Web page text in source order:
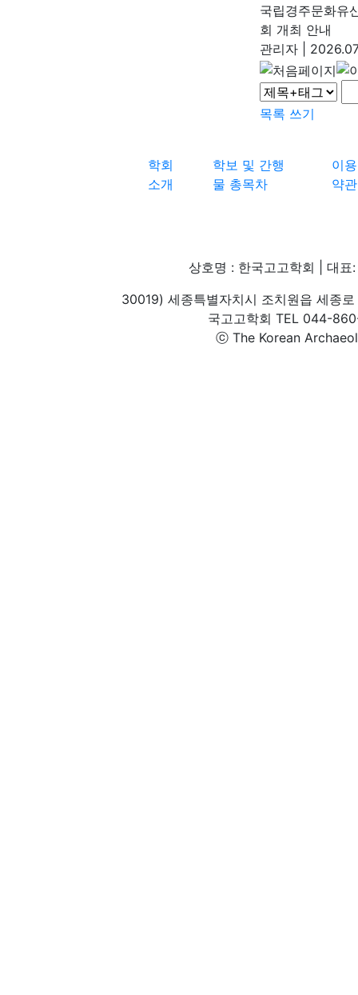
국립경주문화유
회 개최 안내
관리자
목록 쓰기
학회
소개
학보 및 간행
물 총목차
이용
약관
상호명 : 한국고고학회 | 대
30019) 세종특별자치시 조치원읍 세종
국고고학회 TEL 044-
ⓒ The Korean